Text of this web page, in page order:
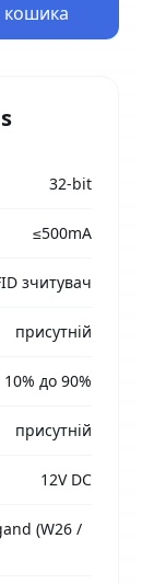
кошика
32-bit
≤500mA
зчитувач
присутній
10% до 90%
присутній
12V DC
(W26 /